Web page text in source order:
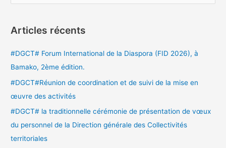
h
r
:
Articles récents
#DGCT# Forum International de la Diaspora (FID 2026), à
Bamako, 2ème édition.
#DGCT#Réunion de coordination et de suivi de la mise en
œuvre des activités
#DGCT# la traditionnelle cérémonie de présentation de vœux
du personnel de la Direction générale des Collectivités
territoriales